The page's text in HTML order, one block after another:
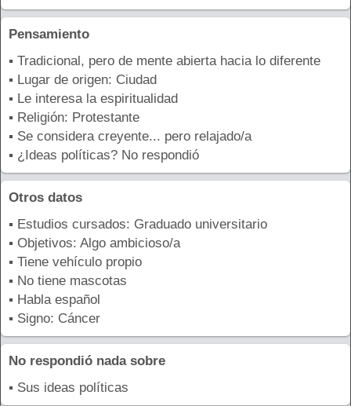
Pensamiento
▪ Tradicional, pero de mente abierta hacia lo diferente
▪ Lugar de origen: Ciudad
▪ Le interesa la espiritualidad
▪ Religión: Protestante
▪ Se considera creyente... pero relajado/a
▪ ¿Ideas políticas? No respondió
Otros datos
▪ Estudios cursados: Graduado universitario
▪ Objetivos: Algo ambicioso/a
▪ Tiene vehículo propio
▪ No tiene mascotas
▪ Habla español
▪ Signo: Cáncer
No respondió nada sobre
▪ Sus ideas políticas